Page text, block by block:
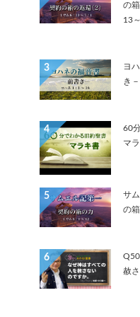
の
13
3
ヨ
き－
4
60
マ
5
サ
の
6
赦